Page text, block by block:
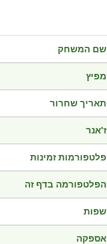
שם המשחק
מפיץ
תאריך שחרור
ז'אנר
פלטפורמות זמינות
הפלטפורמה בדף זה
שפות
אספקה